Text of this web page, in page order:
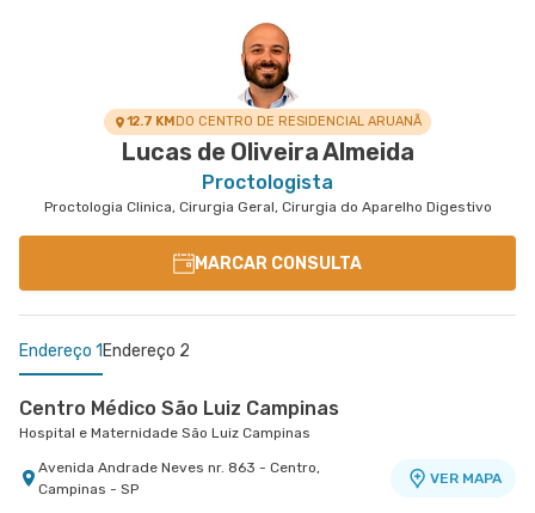
12.7 KMDO CENTRO DE RESIDENCIAL ARUANÃ
Lucas de Oliveira Almeida
Proctologista
Proctologia Clinica, Cirurgia Geral, Cirurgia do Aparelho Digestivo
MARCAR CONSULTA
Endereço 1 Endereço 2
Centro Médico São Luiz Campinas
Hospital e Maternidade São Luiz Campinas
Avenida Andrade Neves nr. 863 - Centro,
Campinas - SP
VER MAPA